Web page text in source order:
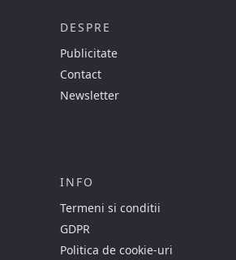
DESPRE
Publicitate
Contact
Newsletter
INFO
Termeni si conditii
GDPR
Politica de cookie-uri